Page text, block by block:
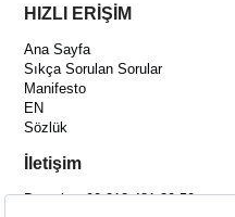
HIZLI ERİŞİM
Ana Sayfa
Sıkça Sorulan Sorular
Manifesto
EN
Sözlük
İletişim
Destek: +90 212 481 30 50